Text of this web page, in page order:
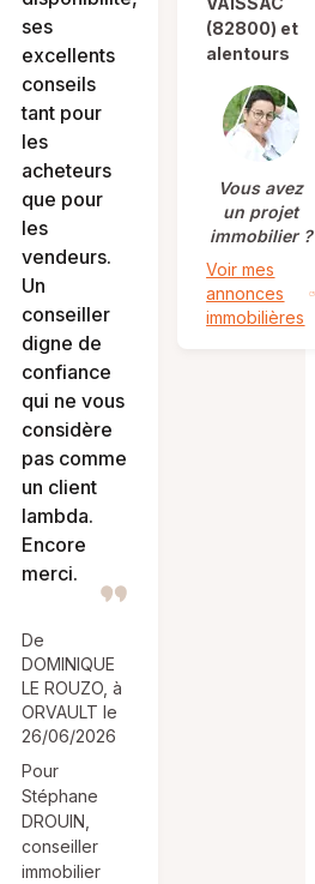
ses
excellents
conseils
tant pour
les
acheteurs
que pour
les
vendeurs.
Un
conseiller
digne de
confiance
qui ne vous
considère
pas comme
un client
lambda.
Encore
merci.
De
DOMINIQUE
LE ROUZO, à
ORVAULT le
26/06/2026
Pour
Stéphane
DROUIN,
conseiller
immobilier
(82800) et
alentours
Vous avez
un projet
immobilier ?
Voir mes
annonces
immobilières